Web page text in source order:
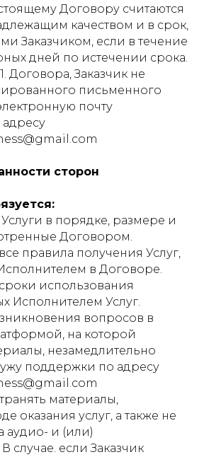
Договору считаются
качеством и в срок,
Заказчиком, если в течение
дней по истечении срока.
Договора, Заказчик не
письменного
почту
сторон
Услуги в порядке, размере и
Договором.
правила получения Услуг,
в Договоре.
использования
Исполнителем Услуг.
вопросов в
на которой
незамедлительно
поддержки по адресу
материалы,
оказания услуг, а также не
аудио- и (или)
случае. если Заказчик